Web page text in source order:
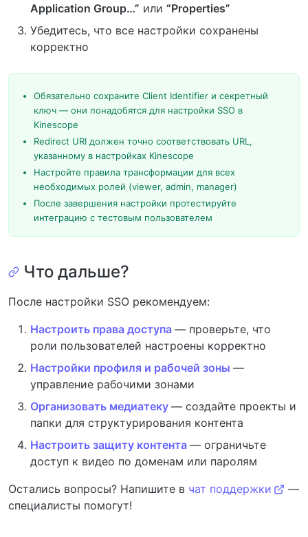
Application Group…” или “Properties”
Убедитесь, что все настройки сохранены
корректно
Обязательно сохраните Client Identifier и секретный
ключ — они понадобятся для настройки SSO в
Kinescope
Redirect URI должен точно соответствовать URL,
указанному в настройках Kinescope
Настройте правила трансформации для всех
необходимых ролей (viewer, admin, manager)
После завершения настройки протестируйте
интеграцию с тестовым пользователем
Что дальше?
После настройки SSO рекомендуем:
Настроить права доступа — проверьте, что
роли пользователей настроены корректно
Настройки профиля и рабочей зоны —
управление рабочими зонами
Организовать медиатеку — создайте проекты и
папки для структурирования контента
Настроить защиту контента — ограничьте
доступ к видео по доменам или паролям
Остались вопросы? Напишите в чат поддержки
—
специалисты помогут!